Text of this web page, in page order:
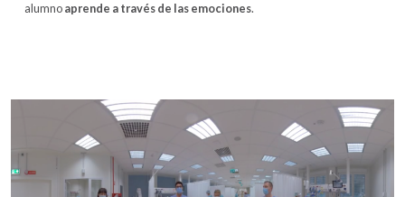
alumnoaprende a través de las emociones.